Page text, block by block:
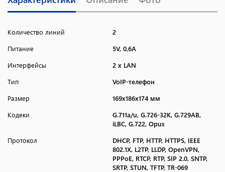
Количество линий
2
Питание
5V, 0,6A
Интерфейсы
2 x LAN
Тип
VoIP-телефон
Размер
169x186x174 мм
Кодеки
G.711a/u, G.726-32K, G.729AB,
iLBC, G.722, Opus
Протокол
DHCP, FTP, HTTP, HTTPS, IEEE
802.1X, L2TP, LLDP, OpenVPN,
PPPoE, RTCP, RTP, SIP 2.0, SNTP,
SRTP, STUN, TFTP, TR-069